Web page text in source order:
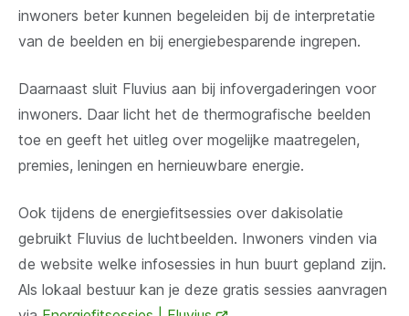
inwoners beter kunnen begeleiden bij de interpretatie
van de beelden en bij energiebesparende ingrepen.
Daarnaast sluit Fluvius aan bij infovergaderingen voor
inwoners. Daar licht het de thermografische beelden
toe en geeft het uitleg over mogelijke maatregelen,
premies, leningen en hernieuwbare energie.
Ook tijdens de energiefitsessies over dakisolatie
gebruikt Fluvius de luchtbeelden. Inwoners vinden via
de website welke infosessies in hun buurt gepland zijn.
Als lokaal bestuur kan je deze gratis sessies aanvragen